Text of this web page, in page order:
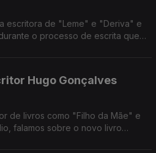
escritora de "Leme" e "Deriva" e
o processo de escrita que
Hugo Gonçalves
de livros como "Filho da Mãe" e
falamos sobre o novo livro